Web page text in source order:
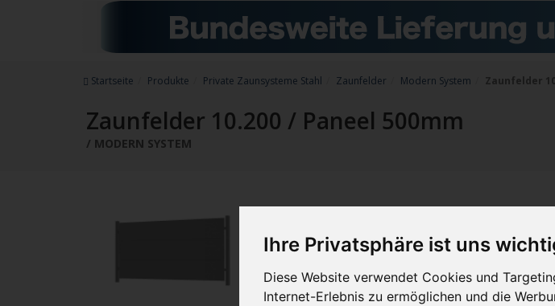
Ihre Privatsphäre ist uns
Diese Website verwendet Cookies und
Internet-Erlebnis zu ermöglichen und die
Zaunfelder
Zubehör
Schiebetore Industrie
Downloads
Startseite Produkte Private Zaunsysteme Stahl Zaunfelder Modern System Zaunfelder
Zaunfelder 10.200 / Paneel 500mm
MODERN SYSTEM